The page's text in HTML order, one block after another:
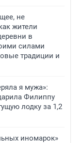
не
жители
в
силами
традиции и
я мужа»:
Филиппу
лодку за 1,2
иномарок»